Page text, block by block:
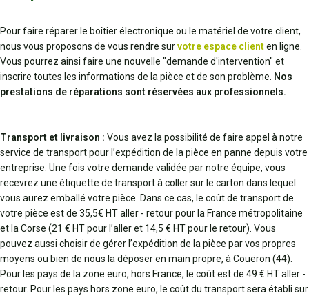
Pour faire réparer le boîtier électronique ou le matériel de votre client,
nous vous proposons de vous rendre survotre espace clienten ligne.
Vous pourrez ainsi faire une nouvelle "demande d'intervention" et
inscrire toutes les informations de la pièce et de son problème. Nos
prestations de réparations sont réservées aux professionnels.
Transport et livraison : Vous avez la possibilité de faire appel à notre
service de transport pour l’expédition de la pièce en panne depuis votre
entreprise. Une fois votre demande validée par notre équipe, vous
recevrez une étiquette de transport à coller sur le carton dans lequel
vous aurez emballé votre pièce. Dans ce cas, le coût de transport de
votre pièce est de 35,5€ HT aller - retour pour la France métropolitaine
et la Corse (21 € HT pour l’aller et 14,5 € HT pour le retour). Vous
pouvez aussi choisir de gérer l’expédition de la pièce par vos propres
moyens ou bien de nous la déposer en main propre, à Couëron (44).
Pour les pays de la zone euro, hors France, le coût est de 49 € HT aller -
retour. Pour les pays hors zone euro, le coût du transport sera établi sur